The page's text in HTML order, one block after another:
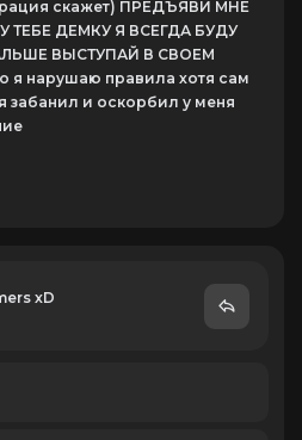
скажет) ПРЕДЪЯВИ МНЕ
ДЕМКУ Я ВСЕГДА БУДУ
ВЫСТУПАЙ В СВОЕМ
я нарушаю правила хотя сам
забанил и оскорбил у меня
xD